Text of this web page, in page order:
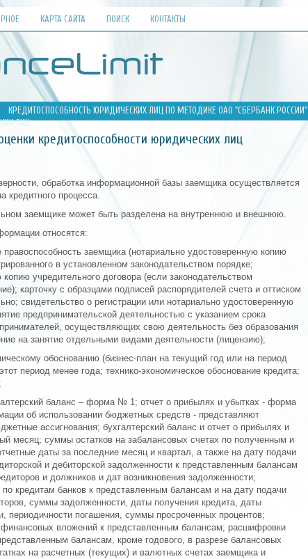
КАРТА САЙТА ПОИСК КОНТАКТЫ
КРЕДИТОСПОСОБНОСТЬ ЮРИДИЧЕСКИХ ЛИЦ ПО МЕТОДИКЕ ОАО "СБЕРБАНК РОССИИ"
ЛИЦ
кредитоспособности юридических лиц
обработка информационной базы заемщика осуществляется
кредитного процесса.
заемщике может быть разделена на внутреннюю и внешнюю.
относятся:
заемщика (нотариально удостоверенную копию
в установленном законодательством порядке;
учредительного договора (если законодательством
карточку с образцами подписей распорядителей счета и оттиском
свидетельство о регистрации или нотариально удостоверенную
предпринимательской деятельностью с указанием срока
осуществляющих свою деятельность без образования
на занятие отдельными видами деятельности (лицензию);
обоснованию (бизнес-план на текущий год или на период
период менее года; технико-экономическое обоснование кредита;
баланс – форма № 1; отчет о прибылях и убытках - форма
об использовании бюджетных средств - представляют
ассигнования; бухгалтерский баланс и отчет о прибылях и
месяц; суммы остатков на забалансовых счетах по полученным и
даты за последние месяц и квартал, а также на дату подачи
и дебиторской задолженности к представленным балансам
и должников и дат возникновения задолженности;
кредитам банков к представленным балансам и на дату подачи
суммы задолженности, даты получения кредита, даты
периодичности погашения, суммы просроченных процентов;
вложений к представленным балансам; расшифровки
балансам, кроме годового, в разрезе балансовых
на расчетных (текущих) и валютных счетах заемщика и